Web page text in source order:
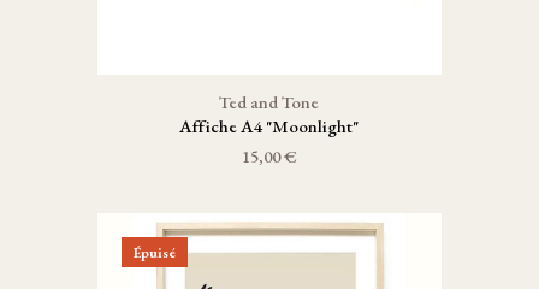
Ted and Tone
Affiche A4 "Moonlight"
15,00 €
Épuisé